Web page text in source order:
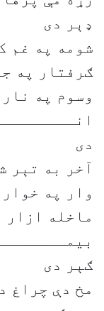
ډېر دی
شومه په غم
ګرفتار په
وسوم په نار
دی
آخر به تېر
وار په خوار
ماخله ازار
ګېر دی
مخ دې چراغ